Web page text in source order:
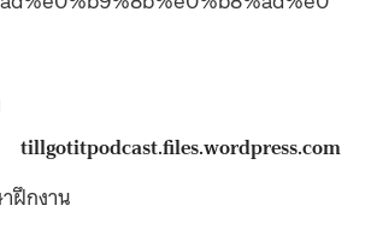
tillgotitpodcast.files.wordpress.com
ฝึกงาน